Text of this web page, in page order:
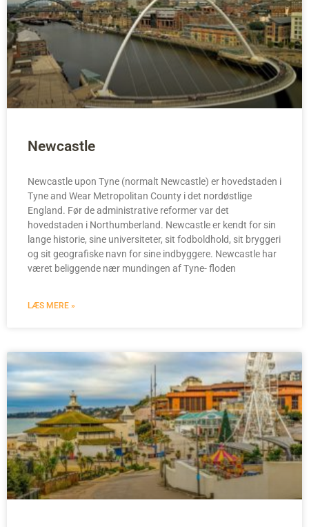
Newcastle
Newcastle upon Tyne (normalt Newcastle) er hovedstaden i
Tyne and Wear Metropolitan County i det nordøstlige
England. Før de administrative reformer var det
hovedstaden i Northumberland. Newcastle er kendt for sin
lange historie, sine universiteter, sit fodboldhold, sit bryggeri
og sit geografiske navn for sine indbyggere. Newcastle har
været beliggende nær mundingen af Tyne- floden
LÆS MERE »